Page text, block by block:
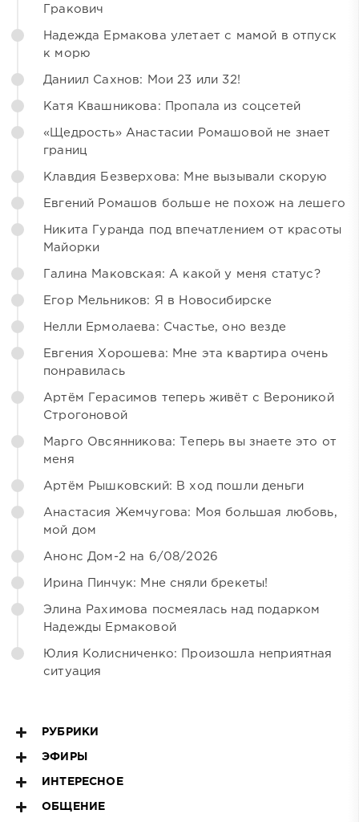
Гракович
Надежда Ермакова улетает с мамой в отпуск
к морю
Даниил Сахнов: Мои 23 или 32!
Катя Квашникова: Пропала из соцсетей
«Щедрость» Анастасии Ромашовой не знает
границ
Клавдия Безверхова: Мне вызывали скорую
Евгений Ромашов больше не похож на лешего
Никита Гуранда под впечатлением от красоты
Майорки
Галина Маковская: А какой у меня статус?
Егор Мельников: Я в Новосибирске
Нелли Ермолаева: Счастье, оно везде
Евгения Хорошева: Мне эта квартира очень
понравилась
Артём Герасимов теперь живёт с Вероникой
Строгоновой
Марго Овсянникова: Теперь вы знаете это от
меня
Артём Рышковский: В ход пошли деньги
Анастасия Жемчугова: Моя большая любовь,
мой дом
Анонс Дом-2 на 6/08/2026
Ирина Пинчук: Мне сняли брекеты!
Элина Рахимова посмеялась над подарком
Надежды Ермаковой
Юлия Колисниченко: Произошла неприятная
ситуация
РУБРИКИ
ЭФИРЫ
ИНТЕРЕСНОЕ
ОБЩЕНИЕ